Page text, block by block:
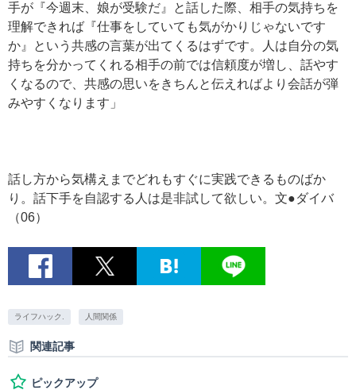
手が『今週末、娘が受験だ』と話した際、相手の気持ちを
理解できれば『仕事をしていても気がかりじゃないです
か』という共感の言葉が出てくるはずです。人は自分の気
持ちを分かってくれる相手の前では信頼度が増し、話やす
くなるので、共感の思いをきちんと伝えればより会話が弾
みやすくなります」
話し方から気構えまでどれもすぐに実践できるものばか
り。話下手を自認する人は是非試して欲しい。文●ダイバ
（06）
ライフハック. 人間関係
関連記事
ピックアップ